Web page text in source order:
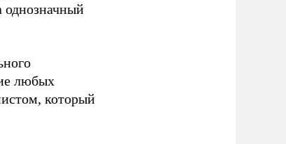
однозначный
любых
который